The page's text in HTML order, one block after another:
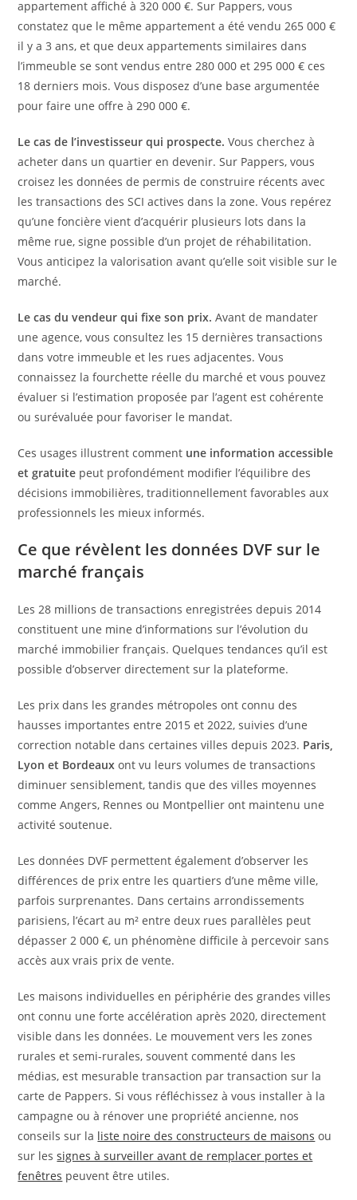
appartement affiché à 320 000 €. Sur Pappers, vous
constatez que le même appartement a été vendu 265 000 €
il y a 3 ans, et que deux appartements similaires dans
l’immeuble se sont vendus entre 280 000 et 295 000 € ces
18 derniers mois. Vous disposez d’une base argumentée
pour faire une offre à 290 000 €.
Le cas de l’investisseur qui prospecte. Vous cherchez à
acheter dans un quartier en devenir. Sur Pappers, vous
croisez les données de permis de construire récents avec
les transactions des SCI actives dans la zone. Vous repérez
qu’une foncière vient d’acquérir plusieurs lots dans la
même rue, signe possible d’un projet de réhabilitation.
Vous anticipez la valorisation avant qu’elle soit visible sur le
marché.
Le cas du vendeur qui fixe son prix. Avant de mandater
une agence, vous consultez les 15 dernières transactions
dans votre immeuble et les rues adjacentes. Vous
connaissez la fourchette réelle du marché et vous pouvez
évaluer si l’estimation proposée par l’agent est cohérente
ou surévaluée pour favoriser le mandat.
Ces usages illustrent comment une information accessible
et gratuite peut profondément modifier l’équilibre des
décisions immobilières, traditionnellement favorables aux
professionnels les mieux informés.
Ce que révèlent les données DVF sur le
marché français
Les 28 millions de transactions enregistrées depuis 2014
constituent une mine d’informations sur l’évolution du
marché immobilier français. Quelques tendances qu’il est
possible d’observer directement sur la plateforme.
Les prix dans les grandes métropoles ont connu des
hausses importantes entre 2015 et 2022, suivies d’une
correction notable dans certaines villes depuis 2023. Paris,
Lyon et Bordeaux ont vu leurs volumes de transactions
diminuer sensiblement, tandis que des villes moyennes
comme Angers, Rennes ou Montpellier ont maintenu une
activité soutenue.
Les données DVF permettent également d’observer les
différences de prix entre les quartiers d’une même ville,
parfois surprenantes. Dans certains arrondissements
parisiens, l’écart au m² entre deux rues parallèles peut
dépasser 2 000 €, un phénomène difficile à percevoir sans
accès aux vrais prix de vente.
Les maisons individuelles en périphérie des grandes villes
ont connu une forte accélération après 2020, directement
visible dans les données. Le mouvement vers les zones
rurales et semi-rurales, souvent commenté dans les
médias, est mesurable transaction par transaction sur la
carte de Pappers. Si vous réfléchissez à vous installer à la
campagne ou à rénover une propriété ancienne, nos
conseils sur la liste noire des constructeurs de maisons ou
sur lessignes à surveiller avant de remplacer portes et
fenêtres peuvent être utiles.